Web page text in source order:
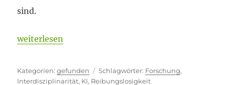
sind.
„Das Monster zügeln“
weiterlesen
Kategorien
gefunden Schlagwörter
Forschung,
Interdisziplinarität, KI, Reibungslosigkeit